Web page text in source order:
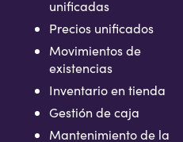
unificadas
Precios unificados
Movimientos de
existencias
Inventario en tienda
Gestión de caja
Mantenimiento de la